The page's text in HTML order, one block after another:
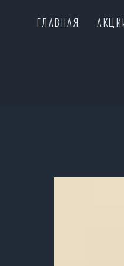
ГЛАВНАЯ